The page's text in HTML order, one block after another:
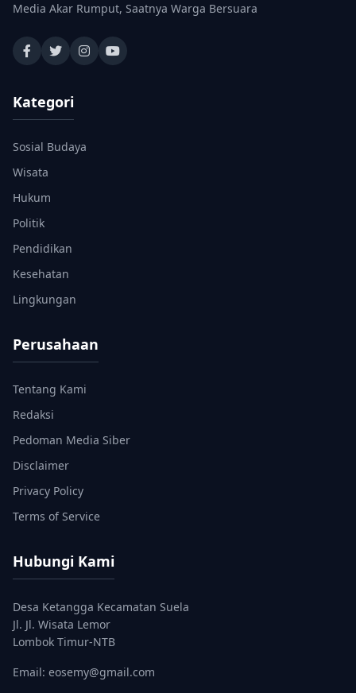
Media Akar Rumput, Saatnya Warga Bersuara
Kategori
Sosial Budaya
Wisata
Hukum
Politik
Pendidikan
Kesehatan
Lingkungan
Perusahaan
Tentang Kami
Redaksi
Pedoman Media Siber
Disclaimer
Privacy Policy
Terms of Service
Hubungi Kami
Desa Ketangga Kecamatan Suela
Jl. Jl. Wisata Lemor
Lombok Timur-NTB
Email: eosemy@gmail.com